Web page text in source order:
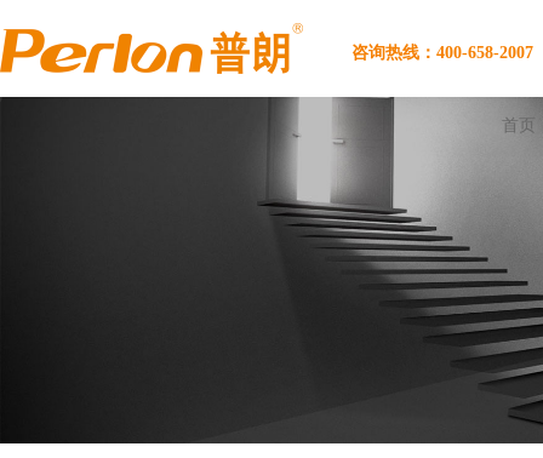
咨询热线：400-658-2007
首页